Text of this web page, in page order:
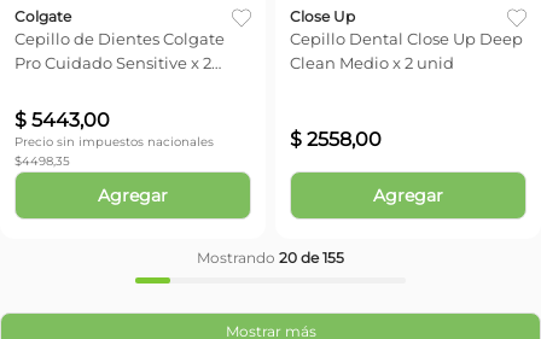
Colgate
Cepillo de Dientes Colgate
Pro Cuidado Sensitive x 2
$ 5443,00
Precio sin impuestos nacionales
$4498,35
Agregar
Close Up
Cepillo Dental Close Up Deep
Clean Medio x 2 unid
$ 2558,00
Agregar
Mostrando 20 de 155
Mostrar más